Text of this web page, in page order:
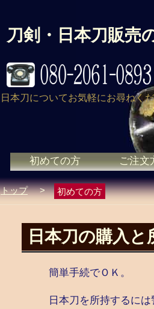
刀剣・日本刀販売
日本刀についてお気軽にお尋ねく
ご注文
初めての方
トップ > 初めての方
日本刀の購入と
簡単手続でＯＫ。
日本刀を所持するに